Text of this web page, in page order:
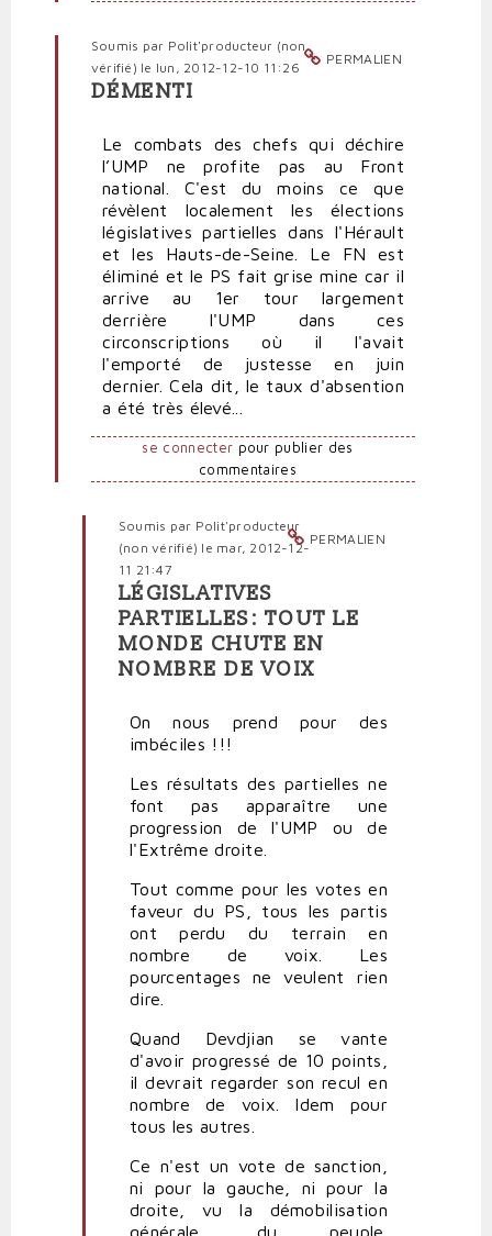
PERMALIEN
Soumis par Polit'producteur (non
vérifié) le lun, 2012-12-10 11:26
En
Frontisation
inévitable
de
la
droite
par
Sarkover
DÉMENTI
Le combats des chefs qui déchire
l’UMP ne profite pas au Front
national. C'est du moins ce que
révèlent localement les élections
législatives partielles dans l'Hérault
et les Hauts-de-Seine. Le FN est
éliminé et le PS fait grise mine car il
arrive au 1er tour largement
derrière l'UMP dans ces
circonscriptions où il l'avait
l'emporté de justesse en juin
dernier. Cela dit, le taux d'absention
a été très élevé...
se connecter pour publier des
commentaires
PERMALIEN
Soumis par Polit'producteur
(non vérifié) le mar, 2012-12-
11 21:47
En
réponse
à
Démenti
Polit'producteur
(non
LÉGISLATIVES
PARTIELLES: TOUT LE
MONDE CHUTE EN
NOMBRE DE VOIX
On nous prend pour des
imbéciles !!!
Les résultats des partielles ne
font pas apparaître une
progression de l'UMP ou de
l'Extrême droite.
Tout comme pour les votes en
faveur du PS, tous les partis
ont perdu du terrain en
nombre de voix. Les
pourcentages ne veulent rien
dire.
Quand Devdjian se vante
d'avoir progressé de 10 points,
il devrait regarder son recul en
nombre de voix. Idem pour
tous les autres.
Ce n'est un vote de sanction,
ni pour la gauche, ni pour la
droite, vu la démobilisation
générale, du peuple.